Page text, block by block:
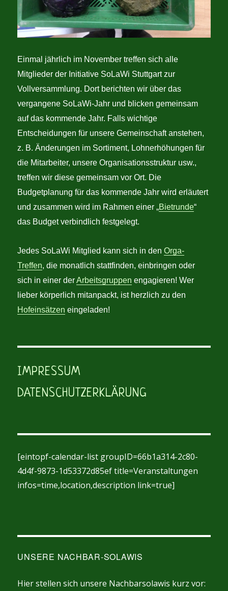
Einmal jährlich im November treffen sich alle
Mitglieder der Initiative SoLaWi Stuttgart zur
Vollversammlung. Dort berichten wir über das
vergangene SoLaWi-Jahr und blicken gemeinsam
auf das kommende Jahr. Falls wichtige
Entscheidungen für unsere Gemeinschaft anstehen,
z. B. Änderungen im Sortiment, Lohnerhöhungen für
die Mitarbeiter, unsere Organisationsstruktur usw.,
treffen wir diese gemeinsam vor Ort. Die
Budgetplanung für das kommende Jahr wird erläutert
und zusammen wird im Rahmen einer „Bietrunde“
das Budget verbindlich festgelegt.
Jedes SoLaWi Mitglied kann sich in denOrga-
Treffen, die monatlich stattfinden, einbringen oder
sich in einer derArbeitsgruppen engagieren! Wer
lieber körperlich mitanpackt, ist herzlich zu den
Hofeinsätzen eingeladen!
IMPRESSUM
DATENSCHUTZERKLÄRUNG
[eintopf-calendar-list groupID=66b1a314-2c80-
4d4f-9873-1d53372d85ef title=Veranstaltungen
infos=time,location,description link=true]
UNSERE NACHBAR-SOLAWIS
Hier stellen sich unsere Nachbarsolawis kurz vor: